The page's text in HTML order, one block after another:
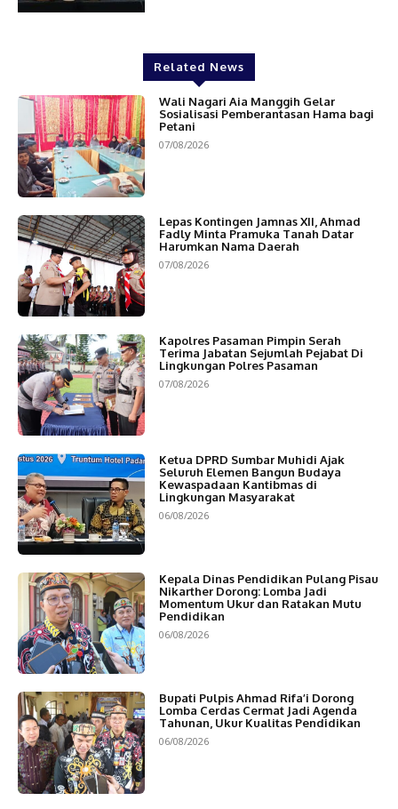
Related News
Wali Nagari Aia Manggih Gelar
Sosialisasi Pemberantasan Hama bagi
Petani
07/08/2026
Lepas Kontingen Jamnas XII, Ahmad
Fadly Minta Pramuka Tanah Datar
Harumkan Nama Daerah
07/08/2026
Kapolres Pasaman Pimpin Serah
Terima Jabatan Sejumlah Pejabat Di
Lingkungan Polres Pasaman
07/08/2026
Ketua DPRD Sumbar Muhidi Ajak
Seluruh Elemen Bangun Budaya
Kewaspadaan Kantibmas di
Lingkungan Masyarakat
06/08/2026
Kepala Dinas Pendidikan Pulang Pisau
Nikarther Dorong: Lomba Jadi
Momentum Ukur dan Ratakan Mutu
Pendidikan
06/08/2026
Bupati Pulpis Ahmad Rifa’i Dorong
Lomba Cerdas Cermat Jadi Agenda
Tahunan, Ukur Kualitas Pendidikan
06/08/2026